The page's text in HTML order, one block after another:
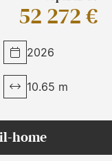
52 272 €
2026
10.65 m
home